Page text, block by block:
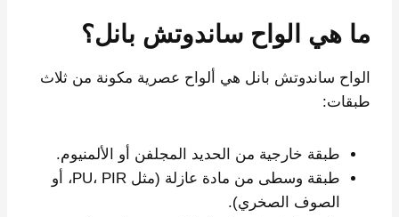
ما هي الواح ساندوتش بانل؟
الواح ساندوتش بانل هي ألواح عصرية مكونة من ثلاث
طبقات:
طبقة خارجية من الحديد المجلفن أو الألمنيوم.
طبقة وسطى من مادة عازلة (مثل PU، PIR، أو
الصوف الصخري).